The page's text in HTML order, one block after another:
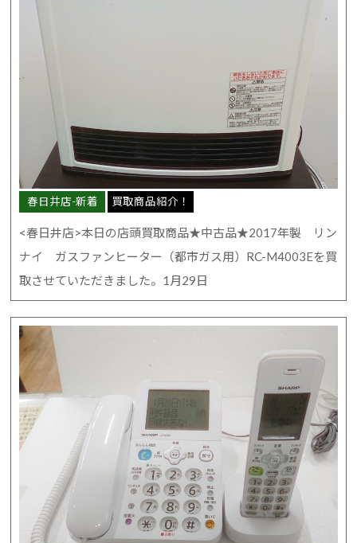
春日井店-新着 買取商品紹介！
<春日井店>本日の店頭買取商品★中古品★2017年製 リン
ナイ ガスファンヒーター（都市ガス用）RC-M4003Eを買
取させていただきました。1月29日